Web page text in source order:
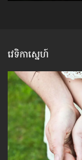
វេទិកាស្នេហ៍